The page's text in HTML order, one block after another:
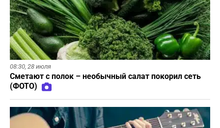
08:30, 28 июля
Сметают с полок – необычный салат покорил сеть
(ФОТО)